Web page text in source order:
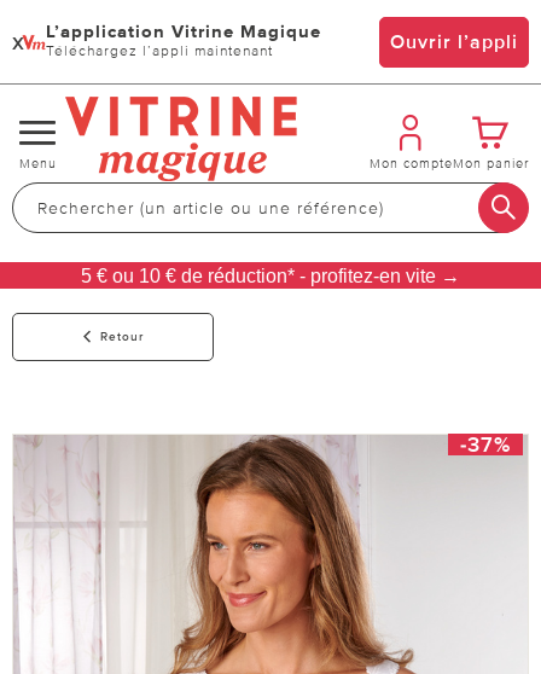
x L’application Vitrine Magique
Téléchargez l’appli maintenant Ouvrir l’appli
Changer
de
navigation
Menu Mon compteMon panier
5 € ou 10 € de réduction* - profitez-en vite →
Retour
-37%